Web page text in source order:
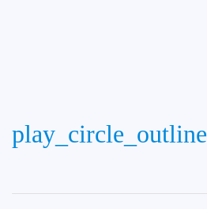
play_circle_outline